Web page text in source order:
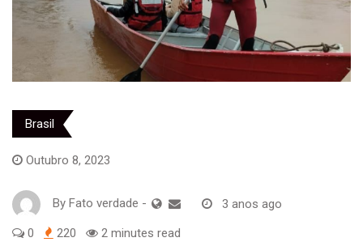
Brasil
Outubro 8, 2023
By Fato verdade - 3 anos ago
0 220 2 minutes read